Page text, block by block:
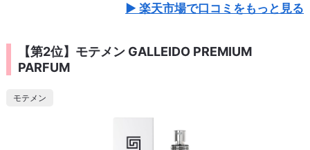
楽天市場で口コミをもっと見る
【第2位】モテメン GALLEIDO PREMIUM
PARFUM
モテメン